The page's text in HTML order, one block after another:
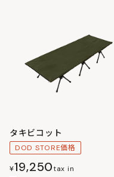
タキビコット
DOD STORE価格
¥19,250tax in